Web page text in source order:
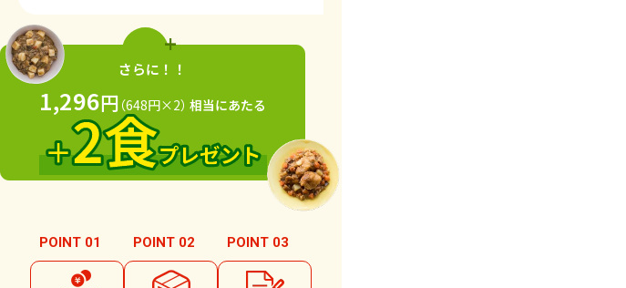
+
さらに！！
1,296円（648円×2） 相当にあたる
POINT 01 POINT 02 POINT 03